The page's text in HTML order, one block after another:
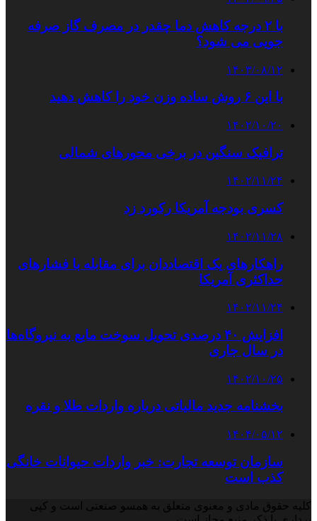
با ۲ درجه کاهش دما چقدر در مصرف گاز صرفه‌
جویی می‌ شود؟
۱۴۰۳/۰۸/۱۲
با این ۶ روش ساده وزن خود را کاهش دهید
۱۴۰۲/۱۰/۲۰
ترافیک سنگین در برخی محورهای شمالی
۱۴۰۲/۱۱/۲۴
کسری بودجه آمریکا رکورد زد
۱۴۰۲/۱۱/۲۸
راهکارهای یک اقتصاددان برای مقابله با فشارهای
حداکثری آمریکا
۱۴۰۲/۱۱/۲۴
افزایش ۴۰ درصدی تحویل سوخت مایع به نیروگاه‌ها
در سال جاری
۱۴۰۲/۱۰/۲۵
بخشنامه جدید مالیاتی درباره واردات طلا و نقره
۱۴۰۴/۰۵/۱۲
سازمان توسعه تجارت: خبر واردات حیوانات خانگی
کذب است
کلیه حقوق مادی و معنوی متعلق به همسو صنعتی است و کپی